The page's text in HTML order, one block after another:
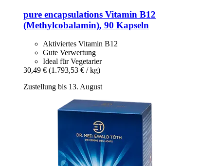
pure encapsulations Vitamin B12
(Methylcobalamin), 90 Kapseln
Aktiviertes Vitamin B12
Gute Verwertung
Ideal für Vegetarier
30,49 € (1.793,53 € / kg)
Zustellung bis 13. August